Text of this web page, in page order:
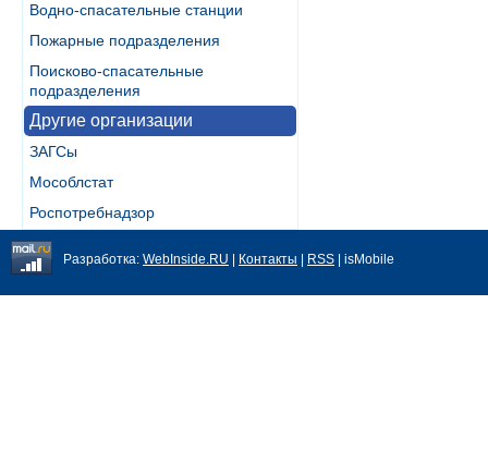
Водно-спасательные станции
Пожарные подразделения
Поисково-спасательные
подразделения
Другие организации
ЗАГСы
Мособлстат
Роспотребнадзор
Разработка: WebInside.RU Контакты RSS | isMobile